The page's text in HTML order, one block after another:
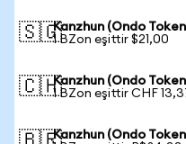
🇸🇬Kanzhun (Ondo
1 BZon eşittir $21,00
🇨🇭Kanzhun (Ondo
1 BZon eşittir CHF
Kanzhun (Ondo